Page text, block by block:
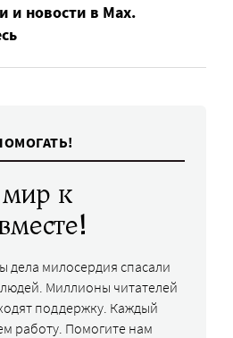
и новости в Max.
к
дела милосердия спасали
Миллионы читателей
поддержку. Каждый
работу. Помогите нам